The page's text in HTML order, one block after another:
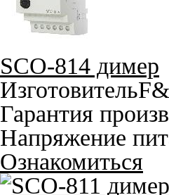
SCO-814 димер
Изготовитель
Гарантия
Напряжение
Ознакомиться